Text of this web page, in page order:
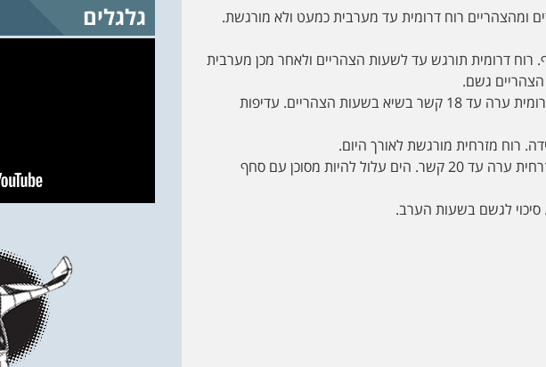
ומהצהריים רוח דרומית עד מערבית כמעט ולא מורגשת.
רוח דרומית תורגש עד לשעות הצהריים ולאחר מכן מערבית
– ים גלי. גלים גלים גובה מותן עד כתף. רוח דרומית ערה עד 18 קשר בשיא בשעות הצהריים. עדיפות
רוח מזרחית מורגשת לאורך היום.
– ים נח עד גלי. גלים סביב גובה קרסול. רוח מזרחית ערה עד 20 קשר. הים עלול להיות מסוכן עם סחף
סיכוי לגשם בשעות הערב.
גלגלים